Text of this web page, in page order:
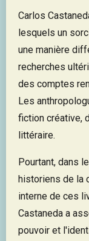
Carlos
lesquels un
une manière
recherches
des comptes
Les
fiction créative,
littéraire.
Pourtant, dans
historiens de la
interne de ces
Castaneda a
pouvoir et